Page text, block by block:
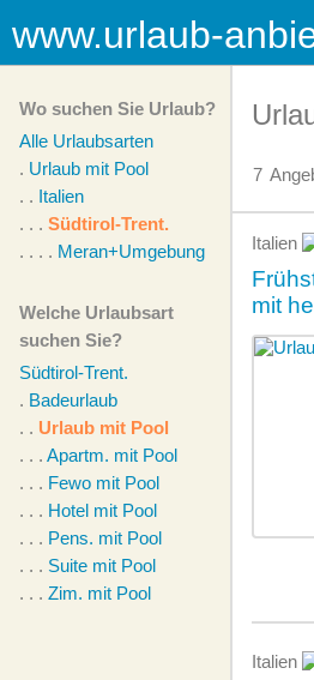
www.urlaub-
Wo suchen Sie Urlaub?
Alle Urlaubsarten
. Urlaub mit Pool
. . Italien
. . . Südtirol-Trent.
. . . . Meran+Umgebung
Welche Urlaubsart
suchen Sie?
Südtirol-Trent.
. Badeurlaub
. . Urlaub mit Pool
. . . Apartm. mit Pool
. . . Fewo mit Pool
. . . Hotel mit Pool
. . . Pens. mit Pool
. . . Suite mit Pool
. . . Zim. mit Pool
7
Italien
mit
Italien